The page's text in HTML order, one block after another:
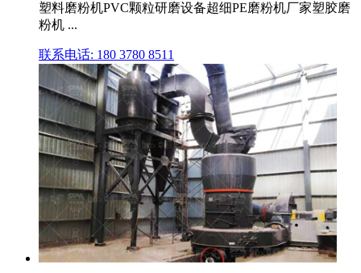
塑料磨粉机PVC颗粒研磨设备超细PE磨粉机厂家塑胶磨
粉机 ...
联系电话: 180 3780 8511